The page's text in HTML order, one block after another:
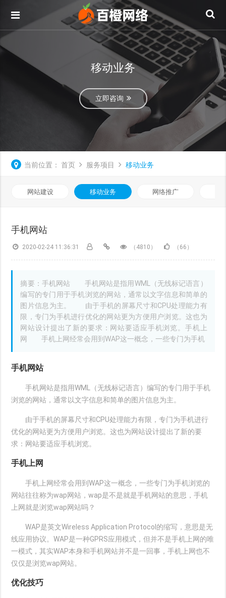
移动业务
立即咨询
当前位置： 首页 服务项目 移动业务
网站建设 移动业务 网络推广
手机网站
2020-02-24 11:36:31 （4810） （66）
摘要：手机网站 手机网站是指用WML（无线标记语言）
编写的专门用于手机浏览的网站，通常以文字信息和简单的
图片信息为主。 由于手机的屏幕尺寸和CPU处理能力有
限，专门为手机进行优化的网站更为方便用户浏览。这也为
网站设计提出了新的要求：网站要适应手机浏览。手机上
网 手机上网经常会用到WAP这一概念，一些专门为手机
手机网站
手机网站是指用WML（无线标记语言）编写的专门用于手机
浏览的网站，通常以文字信息和简单的图片信息为主。
由于手机的屏幕尺寸和CPU处理能力有限，专门为手机进行
优化的网站更为方便用户浏览。这也为网站设计提出了新的要
求：网站要适应手机浏览。
手机上网
手机上网经常会用到WAP这一概念，一些专门为手机浏览的
网站往往称为wap网站，wap是不是就是手机网站的意思，手机
上网就是浏览wap网站吗？
WAP是英文Wireless Application Protocol的缩写，意思是无
线应用协议。WAP是一种GPRS应用模式，但并不是手机上网的唯
一模式，其实WAP本身和手机网站并不是一回事，手机上网也不
仅仅是浏览wap网站。
优化技巧